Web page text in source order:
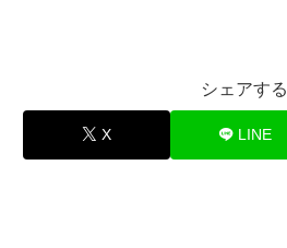
シェアする
X LINE